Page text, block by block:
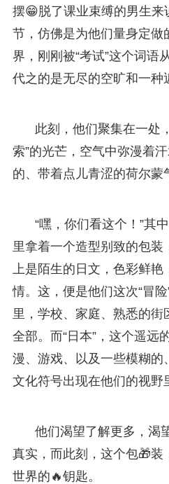
摆😁脱了课业束缚的男生来
节，仿佛是为他们量身定做
界，刚刚被“考试”这个词语
代之的是无尽的空旷和一种
此刻，他们聚集在一处
索”的光芒，空气中弥漫着
的、带着点儿青涩的荷尔蒙
“嘿，你们看这个！”其
里拿着一个造型别致的包装
上是陌生的日文，色彩鲜
情。这，便是他们这次“冒
里，学校、家庭、熟悉的街
全部。而“日本”，这个遥远
漫、游戏、以及一些模糊的
文化符号出现在他们的视野
他们渴望了解更多，渴
真实，而此刻，这个包🎁装
世界的🔥钥匙。